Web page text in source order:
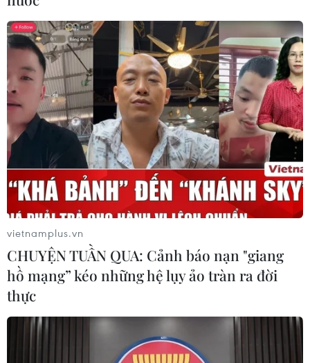
06/08/2026 13:24
Bão Dolphin hướng vào miền Đông
Trung Quốc, cảnh báo mưa lớn trên
diện rộng
06/08/2026 08:36
Xem thêm
CƠ QUAN CHỦ QUẢN: THÔNG TẤN XÃ VIỆT NAM
Tổng Biên tập: TRẦN TIẾN DUẨN
Phó Tổng Biên tập: NGUYỄN THỊ TÁM, KHÚC THANH
vietnamplus.vn
CHUYỆN TUẦN QUA: Cảnh báo nạn "giang
hồ mạng” kéo những hệ lụy ảo tràn ra đời
thực